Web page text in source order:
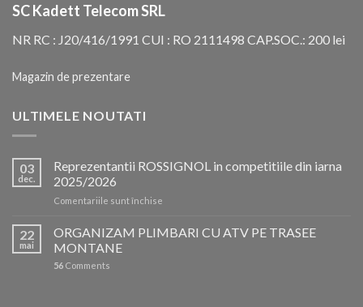
SC Kadett Telecom SRL
NR RC : J20/416/1991 CUI : RO 2111498 CAP.SOC.: 200 lei
Magazin de prezentare
ULTIMELE NOUTATI
03
dec.
Reprezentantii ROSSIGNOL in competitiile din iarna
2025/2026
Comentariile sunt închise
ROSSIGNOL
in
22
mai
ORGANIZAM PLIMBARI CU ATV PE TRASEE
MONTANE
56 Comments